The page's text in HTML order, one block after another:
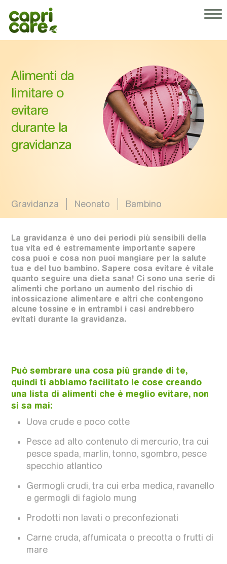
Perché Capricare
I nostri prodotti
Operatori sanitari
Alimenti da
limitare o
evitare
durante la
gravidanza
Gravidanza Neonato Bambino
La gravidanza è uno dei periodi più sensibili della
tua vita ed è estremamente importante sapere
cosa puoi e cosa non puoi mangiare per la salute
tua e del tuo bambino. Sapere cosa evitare è vitale
quanto seguire una dieta sana! Ci sono una serie di
alimenti che portano un aumento del rischio di
intossicazione alimentare e altri che contengono
alcune tossine e in entrambi i casi andrebbero
evitati durante la gravidanza.
Può sembrare una cosa più grande di te,
quindi ti abbiamo facilitato le cose creando
una lista di alimenti che è meglio evitare, non
si sa mai:
Uova crude e poco cotte
Pesce ad alto contenuto di mercurio, tra cui
pesce spada, marlin, tonno, sgombro, pesce
specchio atlantico
Germogli crudi, tra cui erba medica, ravanello
e germogli di fagiolo mung
Prodotti non lavati o preconfezionati
Carne cruda, affumicata o precotta o frutti di
mare